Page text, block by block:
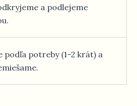
a podlejeme
podľa potreby (1-2 krát) a